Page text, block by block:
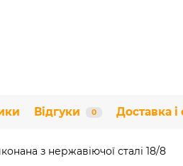
Відгуки 0 Доставка і
з нержавіючої сталі 18/8